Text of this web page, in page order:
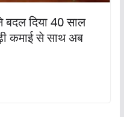
बदल दिया 40 साल
कमाई से साथ अब